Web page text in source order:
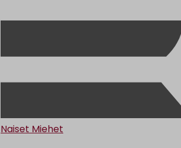
Naiset Miehet